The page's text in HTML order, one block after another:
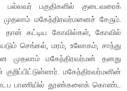
பல்லவர் பகுதிகளில் குடைவரைக்
மகேந்திரவர்மனைச் சேரும்.
தான் கட்டிய கோவில்கள், கோவில்
செங்கல், மரம், உலோகம், சாந்து
மகேந்திரவர்மன் தனது
மகேந்திரவர்மனின்
பாணியில் தூண்களைக் கொண்ட